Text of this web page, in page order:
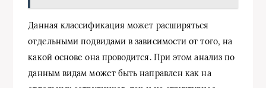
Данная классификация может расширяться
отдельными подвидами в зависимости от того, на
какой основе она проводится. При этом анализ по
данным видам может быть направлен как на